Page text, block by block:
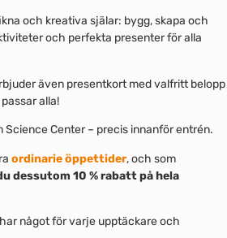
och kreativa själar: bygg, skapa och
och perfekta presenter för alla
även presentkort med valfritt belopp
alla!
Science Center – precis innanför entrén.
ordinarie öppettider, och som
dessutom 10 % rabatt på hela
något för varje upptäckare och